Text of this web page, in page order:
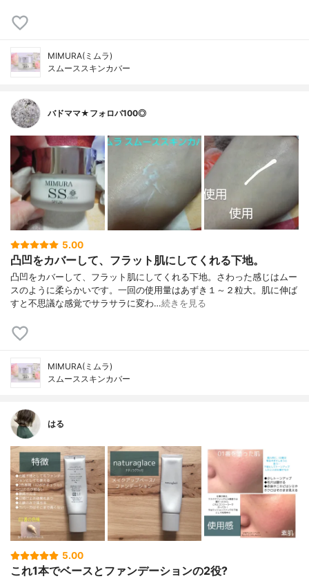
MIMURA(ミムラ)
スムーススキンカバー
バドママ★フォロバ100◎
5.00
凸凹をカバーして、フラット肌にしてくれる下地。
凸凹をカバーして、フラット肌にしてくれる下地。さわった感じはムー
スのように柔らかいです。一回の使用量はあずき１～２粒大。肌に伸ば
すと不思議な感覚でサラサラに変わ…続きを見る
MIMURA(ミムラ)
スムーススキンカバー
はる
5.00
これ1本でベースとファンデーションの2役?